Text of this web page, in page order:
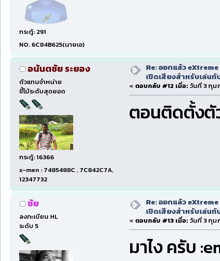
กระทู้: 291
NO. 6C84B625(นายเอ)
อนันตชัย ระยอง
ตัวแทนจำหน่าย
ขี้โม้ระดับสุดยอด
กระทู้: 16366
x-men : 7485488C , 7C842C7A,
12347732
Re: ออกแล้ว
เปิดเสียงสำหรับเล่น
« ตอบกลับ #12 เมื่อ: วันที่ 3 กุม
ตอนติดตั้งตั
ชัย
ลงทะเบียน HL
ระดับ 5
Re: ออกแล้ว
เปิดเสียงสำหรับเล่น
« ตอบกลับ #13 เมื่อ: วันที่ 3 กุม
มาไง ครับ